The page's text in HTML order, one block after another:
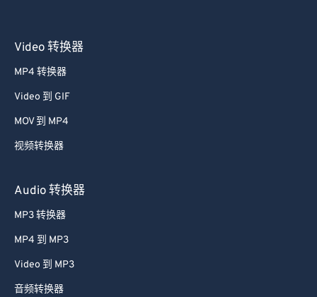
Video 转换器
MP4 转换器
Video 到 GIF
MOV 到 MP4
视频转换器
Audio 转换器
MP3 转换器
MP4 到 MP3
Video 到 MP3
音频转换器